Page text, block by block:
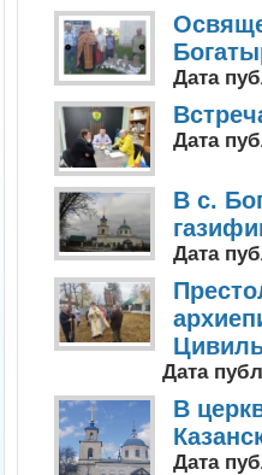
Дата
Дата
В с.
Дата
Дата
В
Дата